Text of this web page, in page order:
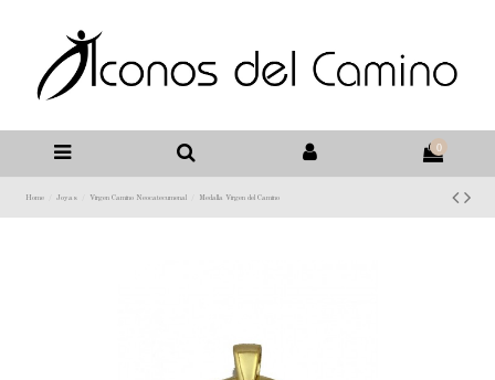
0
Home Joyas Virgen Camino Neocatecumenal Medalla Virgen del Camino